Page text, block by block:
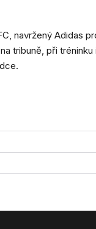
navržený Adidas
tribuně, při tréninku